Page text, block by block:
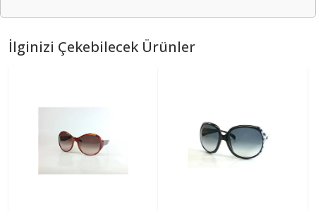
İlginizi Çekebilecek Ürünler